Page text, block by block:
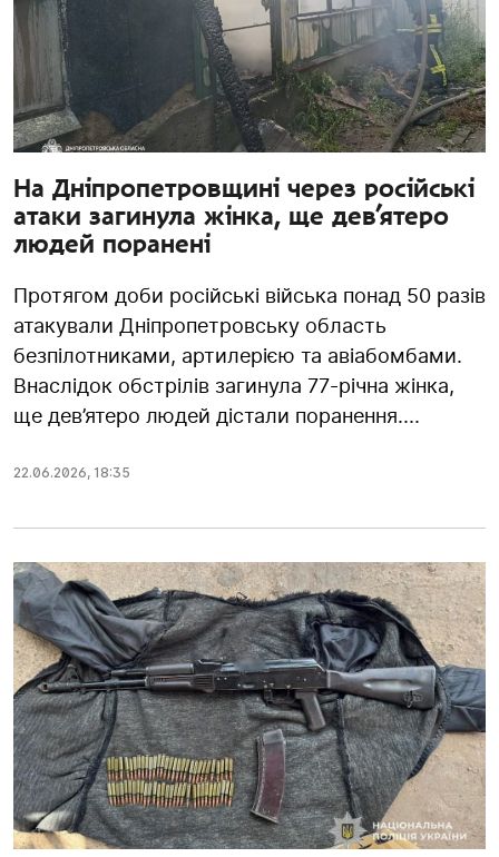
На Дніпропетровщині через російські
атаки загинула жінка, ще дев’ятеро
людей поранені
Протягом доби російські війська понад 50 разів
атакували Дніпропетровську область
безпілотниками, артилерією та авіабомбами.
Внаслідок обстрілів загинула 77-річна жінка,
ще дев’ятеро людей дістали поранення....
22.06.2026, 18:35